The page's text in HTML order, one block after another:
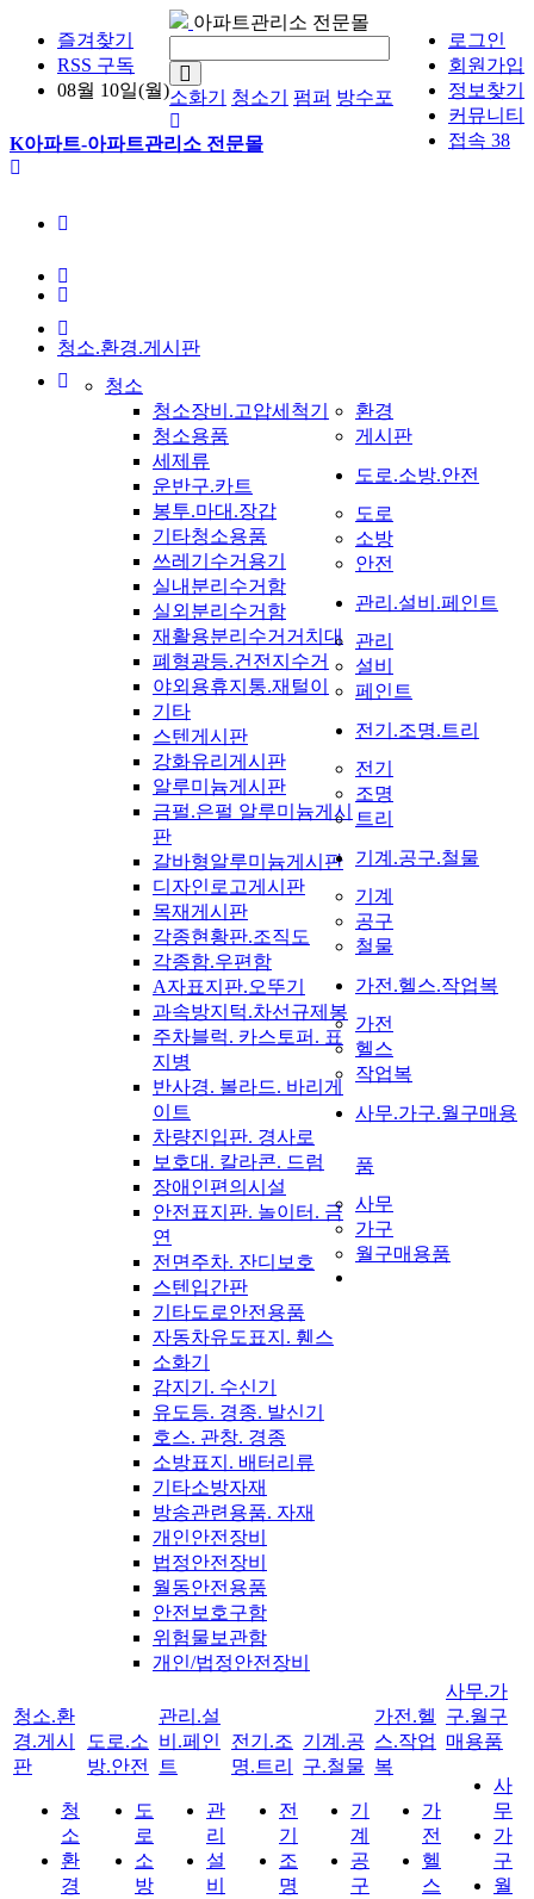
즐겨찾기
RSS 구독
08월 10일(월)
로그인
회원가입
정보찾기
커뮤니티
접속 38
아파트관리소 전문몰
소화기 청소기 펌퍼 방수포
K아파트-아파트관리소 전문몰
청소.환경.게시판
청소
청소장비.고압세척기
청소용품
세제류
운반구.카트
봉투.마대.장갑
기타청소용품
환경
쓰레기수거용기
실내분리수거함
실외분리수거함
재활용분리수거거치대
폐형광등.건전지수거
야외용휴지통.재털이
기타
게시판
스텐게시판
강화유리게시판
알루미늄게시판
금펄.은펄 알루미늄게시
판
갈바형알루미늄게시판
디자인로고게시판
목재게시판
각종현황판.조직도
각종함.우편함
도로.소방.안전
도로
A자표지판.오뚜기
과속방지턱.차선규제봉
주차블럭. 카스토퍼. 표
지병
반사경. 볼라드. 바리게
이트
차량진입판. 경사로
보호대. 칼라콘. 드럼
장애인편의시설
안전표지판. 놀이터. 금
연
전면주차. 잔디보호
스텐입간판
기타도로안전용품
자동차유도표지. 휀스
소방
소화기
감지기. 수신기
유도등. 경종. 발신기
호스. 관창. 경종
소방표지. 배터리류
기타소방자재
방송관련용품. 자재
안전
개인안전장비
법정안전장비
월동안전용품
안전보호구함
위험물보관함
개인/법정안전장비
관리.설비.페인트
관리
설비
페인트
전기.조명.트리
전기
조명
트리
기계.공구.철물
기계
공구
철물
가전.헬스.작업복
가전
헬스
작업복
사무.가구.월구매용
품
사무
가구
월구매용품
청소.환
경.게시
판
청
소
환
경
도로.소
방.안전
도
로
소
방
관리.설
비.페인
트
관
리
설
비
전기.조
명.트리
전
기
조
명
기계.공
구.철물
기
계
공
구
가전.헬
스.작업
복
가
전
헬
스
사무.가
구.월구
매용품
사
무
가
구
월